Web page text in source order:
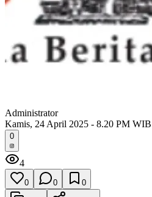
Administrator
Kamis, 24 April 2025 - 8.20 PM WIB
0
4
0 0 0